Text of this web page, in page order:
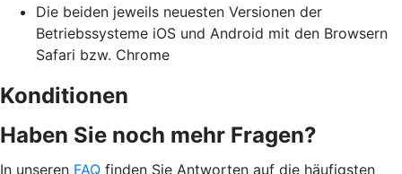
Die beiden jeweils neuesten Versionen der
Betriebssysteme iOS und Android mit den Browsern
Safari bzw. Chrome
Konditionen
Haben Sie noch mehr Fragen?
In unseren FAQ finden Sie Antworten auf die häufigsten